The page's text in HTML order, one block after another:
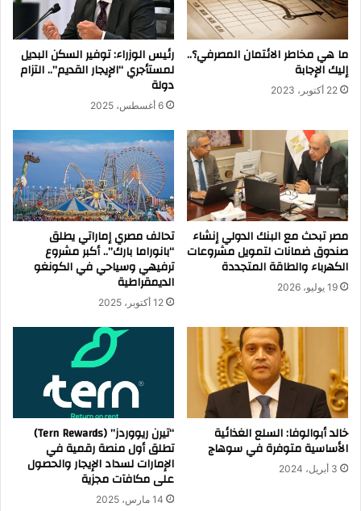
ما هي مخاطر الائتمان المصرفي؟..
إليك الإجابة
22 أكتوبر، 2023
رئيس الوزراء: توفير السكن البديل
لمستأجري “الإيجار القديم”.. التزام
دولة
6 أغسطس، 2025
مصر تبحث مع البنك الدولي إنشاء
صندوق ضمانات لتمويل مشروعات
الكهرباء والطاقة المتجددة
19 يوليو، 2026
تحالف مصري إماراتي يطلق
“بانوراما بارك”.. أكبر مشروع
ترفيهي وسياحي في الكونغو
الديمقراطية
12 أكتوبر، 2025
خالد أبوالوفا: السلع الغذائية
الأساسية متوفرة في سوهاج
3 أبريل، 2024
“تيرن ريووردز” (Tern Rewards)
تطلق أول منصة رقمية في
الإمارات لسداد الإيجار والحصول
على مكافآت مجزية
14 مارس، 2025